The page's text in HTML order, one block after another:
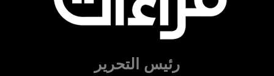
رئيس التحرير